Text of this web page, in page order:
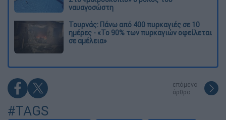
ναυαγοσώστη
Τουρνάς: Πάνω από 400 πυρκαγιές σε 10
ημέρες - «Το 90% των πυρκαγιών οφείλεται
σε αμέλεια»
επόμενο
άρθρο
#TAGS